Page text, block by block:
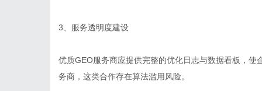
3、服务透明度建设
优质GEO服务商应提供完整的优化日志与数据看板，
务商，这类合作存在算法滥用风险。